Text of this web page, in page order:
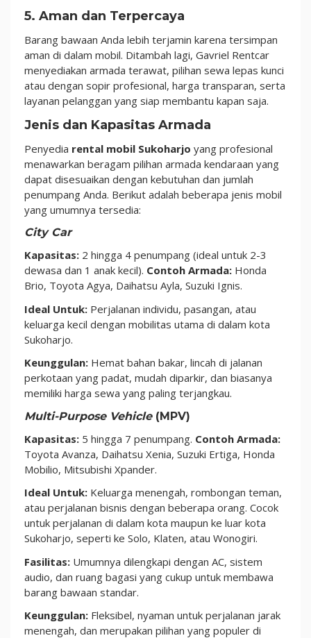
5. Aman dan Terpercaya
Barang bawaan Anda lebih terjamin karena tersimpan
aman di dalam mobil. Ditambah lagi, Gavriel Rentcar
menyediakan armada terawat, pilihan sewa lepas kunci
atau dengan sopir profesional, harga transparan, serta
layanan pelanggan yang siap membantu kapan saja.
Jenis dan Kapasitas Armada
Penyedia rental mobil Sukoharjo yang profesional
menawarkan beragam pilihan armada kendaraan yang
dapat disesuaikan dengan kebutuhan dan jumlah
penumpang Anda. Berikut adalah beberapa jenis mobil
yang umumnya tersedia:
City Car
Kapasitas: 2 hingga 4 penumpang (ideal untuk 2-3
dewasa dan 1 anak kecil). Contoh Armada: Honda
Brio, Toyota Agya, Daihatsu Ayla, Suzuki Ignis.
Ideal Untuk: Perjalanan individu, pasangan, atau
keluarga kecil dengan mobilitas utama di dalam kota
Sukoharjo.
Keunggulan: Hemat bahan bakar, lincah di jalanan
perkotaan yang padat, mudah diparkir, dan biasanya
memiliki harga sewa yang paling terjangkau.
Multi-Purpose Vehicle(MPV)
Kapasitas: 5 hingga 7 penumpang. Contoh Armada:
Toyota Avanza, Daihatsu Xenia, Suzuki Ertiga, Honda
Mobilio, Mitsubishi Xpander.
Ideal Untuk: Keluarga menengah, rombongan teman,
atau perjalanan bisnis dengan beberapa orang. Cocok
untuk perjalanan di dalam kota maupun ke luar kota
Sukoharjo, seperti ke Solo, Klaten, atau Wonogiri.
Fasilitas: Umumnya dilengkapi dengan AC, sistem
audio, dan ruang bagasi yang cukup untuk membawa
barang bawaan standar.
Keunggulan: Fleksibel, nyaman untuk perjalanan jarak
menengah, dan merupakan pilihan yang populer di